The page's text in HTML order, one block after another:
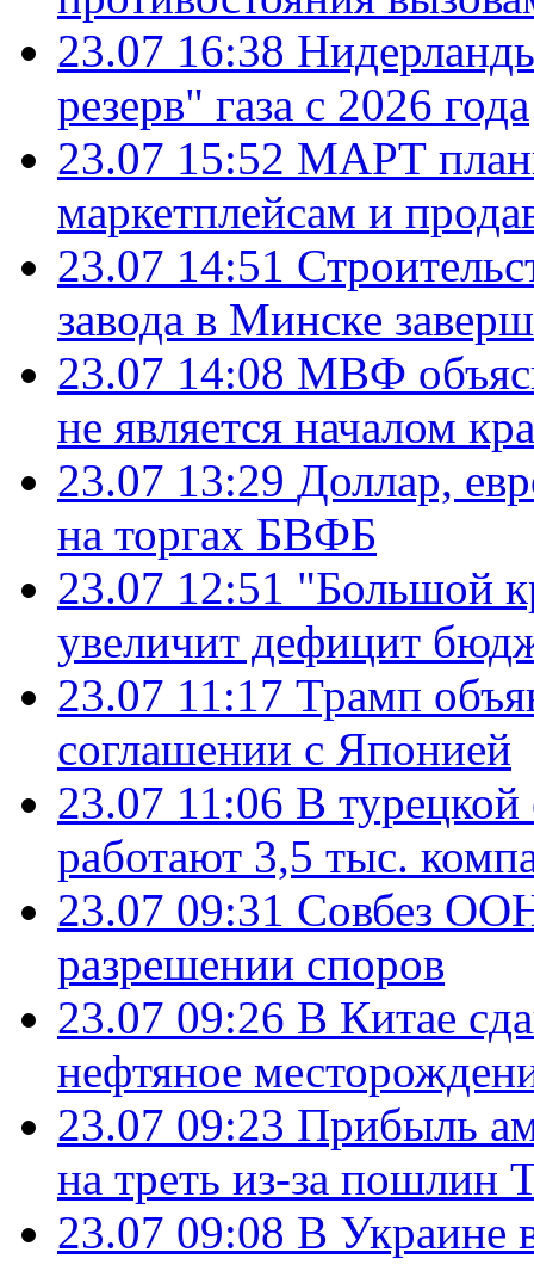
23.07 16:38
резерв" газа с 2026 года
23.07 15:52 МАРТ
маркетплейсам и
23.07 14:51
завода в Минске
23.07 14:08 МВФ
не является началом
23.07 13:29 Доллар,
на торгах БВФБ
23.07 12:51 "Большой
увеличит дефицит
23.07 11:17 Трамп
соглашении с Японией
23.07 11:06 В
работают 3,5 тыс.
23.07 09:31 Совбез
разрешении споров
23.07 09:26 В Китае
нефтяное
23.07 09:23 Прибыль
на треть из-за пошлин
23.07 09:08 В Украине